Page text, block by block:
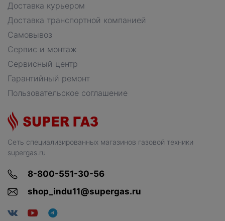
Сеть специализированных магазинов газовой техники
supergas.ru
8-800-551-30-56
shop_indu11@supergas.ru
Доставка курьером
Доставка транспортной компанией
Самовывоз
Сервис и монтаж
Сервисный центр
Гарантийный ремонт
Пользовательское соглашение